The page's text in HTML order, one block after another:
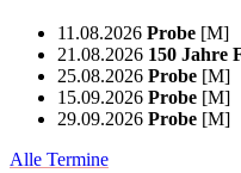
11.08.2026 Probe [M]
21.08.2026 150 Jahre
25.08.2026 Probe [M]
15.09.2026 Probe [M]
29.09.2026 Probe [M]
Alle Termine